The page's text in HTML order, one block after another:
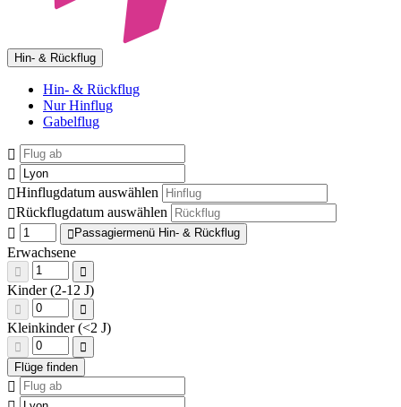
Hin- & Rückflug
Hin- & Rückflug
Nur Hinflug
Gabelflug
Hinflugdatum auswählen
Rückflugdatum auswählen
Passagiermenü Hin- & Rückflug
Erwachsene
Kinder (2-12 J)
Kleinkinder (<2 J)